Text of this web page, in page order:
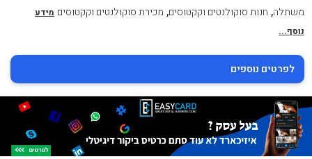
משתלה, חנות סוקולנטים וקקטוסים, מכירת סוקולנטים וקקטוסים מידע
נוסף...
לפרטים נוספים